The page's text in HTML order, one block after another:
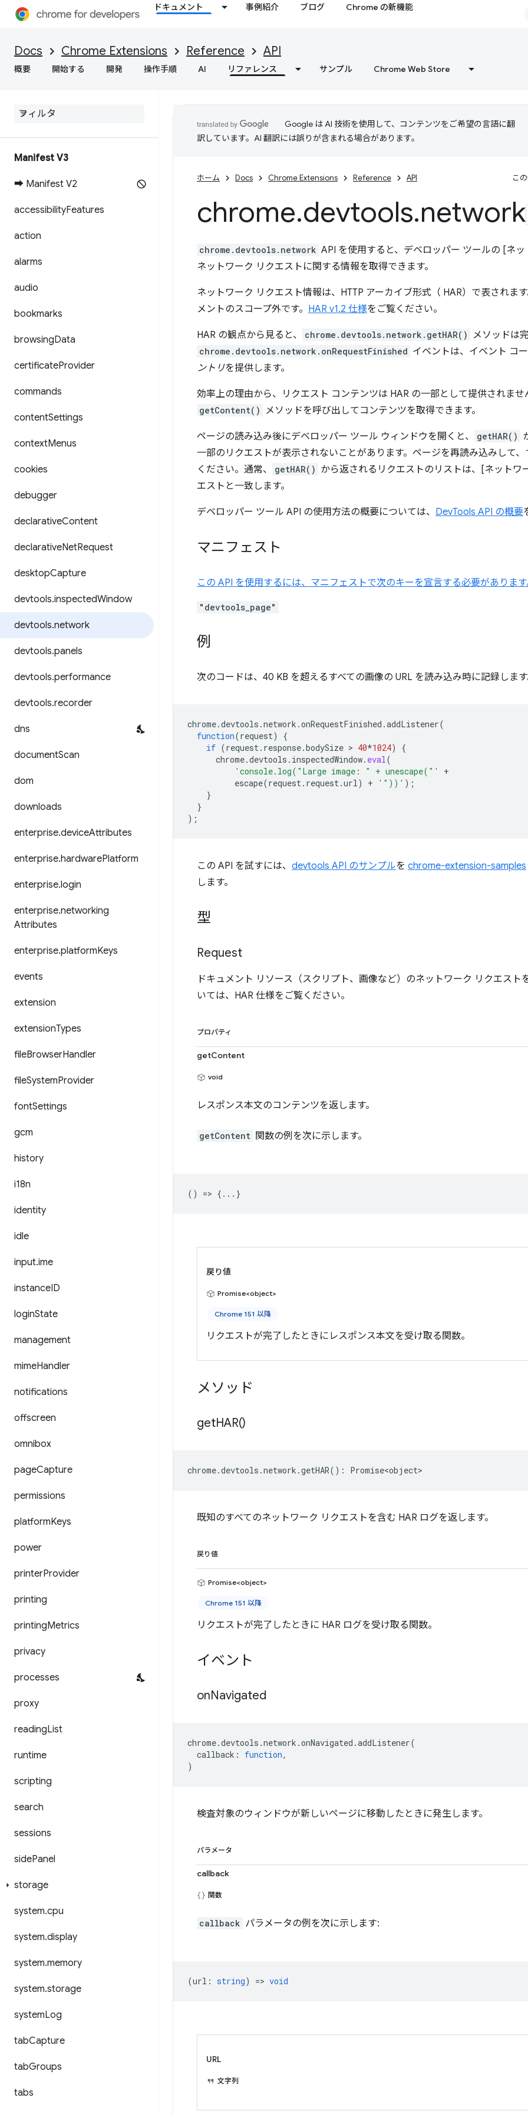
ドキュメント 事例紹介 ブログ Chrome の新機能
Docs Chrome Extensions Reference API
概要 開始する 開発 操作手順 AI リファレンス サンプル Chrome Web Store
Manifest V3
➡ Manifest V2
accessibilityFeatures
action
alarms
audio
bookmarks
browsingData
certificateProvider
commands
contentSettings
contextMenus
cookies
debugger
declarativeContent
declarativeNetRequest
desktopCapture
devtools.inspectedWindow
devtools.network
devtools.panels
devtools.performance
devtools.recorder
dns
documentScan
dom
downloads
enterprise.deviceAttributes
enterprise.hardwarePlatform
enterprise.login
enterprise.networking
Attributes
enterprise.platformKeys
events
extension
extensionTypes
fileBrowserHandler
fileSystemProvider
fontSettings
gcm
history
i18n
identity
idle
input.ime
instanceID
loginState
management
mimeHandler
notifications
offscreen
omnibox
pageCapture
permissions
platformKeys
power
printerProvider
printing
printingMetrics
privacy
processes
proxy
readingList
runtime
scripting
search
sessions
sidePanel
storage
system.cpu
system.display
system.memory
system.storage
systemLog
tabCapture
tabGroups
tabs
Google は AI 技術を使用して、コンテンツをご希望の言語に翻
訳しています。AI 翻訳には誤りが含まれる場合があります。
ホーム Docs Chrome Extensions Reference API こ
chrome.devtools.network
chrome.devtools.network API を使用すると、デベロッパー ツールの [ネ
ネットワーク リクエストに関する情報を取得できます。
ネットワーク リクエスト情報は、HTTP アーカイブ形式（ HAR）で表されま
メントのスコープ外です。 HAR v1.2 仕様をご覧ください。
HAR の観点から見ると、 chrome.devtools.network.getHAR() メソッドは
chrome.devtools.network.onRequestFinished イベントは、イベント コ
ントリを提供します。
効率上の理由から、リクエスト コンテンツは HAR の一部として提供されま
getContent() メソッドを呼び出してコンテンツを取得できます。
ページの読み込み後にデベロッパー ツール ウィンドウを開くと、 getHAR()
一部のリクエストが表示されないことがあります。ページを再読み込みして
ください。通常、
getHAR() から返されるリクエストのリストは、[ネットワ
エストと一致します。
デベロッパー ツール API の使用方法の概要については、 DevTools API の概要
マニフェスト
この API を使用するには、マニフェストで次のキーを宣言する必要がありま
"devtools_page"
例
次のコードは、40 KB を超えるすべての画像の URL を読み込み時に記録しま
chrome.devtools .network .onRequestFinished .addListener(
function(request)
{
if (request. response.bodySize > 40*1024)
{
chrome.devtools . inspectedWindow. eval(
'console.log("Large image: " + unescape("'
+
escape(request. request.url) + '"))' );
}
}
);
この API を試すには、 devtools API のサンプルを chrome-extension-samples
します。
型
Request
ドキュメント リソース（スクリプト、画像など）のネットワーク リクエスト
いては、HAR 仕様をご覧ください。
プロパティ
getContent
void
レスポンス本文のコンテンツを返します。
getContent 関数の例を次に示します。
() => {...}
戻り値
Promise<object>
Chrome 151 以降
リクエストが完了したときにレスポンス本文を受け取る関数。
メソッド
getHAR()
chrome.devtools .network .getHAR() : Promise<object>
既知のすべてのネットワーク リクエストを含む HAR ログを返します。
戻り値
Promise<object>
Chrome 151 以降
リクエストが完了したときに HAR ログを受け取る関数。
イベント
onNavigated
chrome.devtools .network .onNavigated .addListener(
callback : function,
)
検査対象のウィンドウが新しいページに移動したときに発生します。
パラメータ
callback
関数
callback パラメータの例を次に示します:
(url : string) => void
URL
文字列